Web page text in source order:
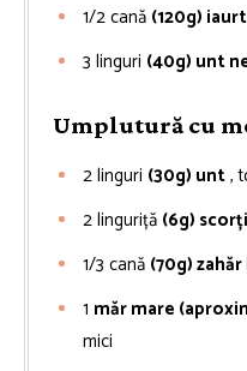
1/2cană (120g) iaurt
3 linguri (40g) unt
Umplutură cu
2linguri (30g) unt,
2linguriță (6g)
1/3 cană (70g)
1 măr mare
mici